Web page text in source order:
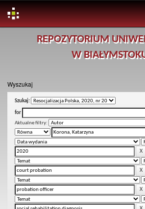
REPOZYTORIUM
W
Wyszukaj
Szukaj:
for
Aktualne filtry: